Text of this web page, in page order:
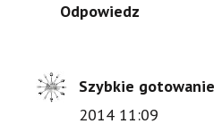
Odpowiedz
Szybkie gotowanie
2014 11:09